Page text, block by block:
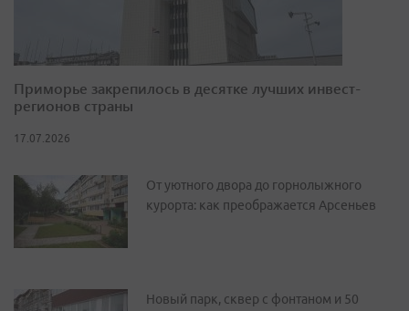
Приморье закрепилось в десятке лучших инвест-
регионов страны
17.07.2026
От уютного двора до горнолыжного
курорта: как преображается Арсеньев
Новый парк, сквер с фонтаном и 50